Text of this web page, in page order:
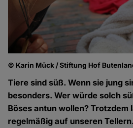
© Karin Mück / Stiftung Hof
Tiere sind süß. Wenn sie jung
besonders. Wer würde solch
Böses antun wollen? Trotzdem
regelmäßig auf unseren